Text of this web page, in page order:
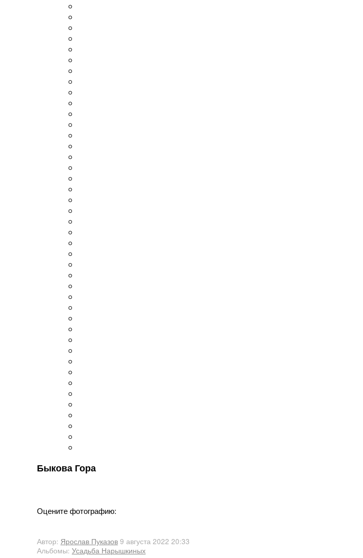
Быкова Гора
Оцените фотографию:
Автор: Ярослав Пуказов 9 августа 2022 20:33
Альбомы: Усадьба Нарышкиных